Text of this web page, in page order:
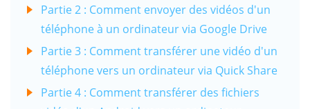
Partie 2 : Comment envoyer des vidéos d'un
téléphone à un ordinateur via Google Drive
Partie 3 : Comment transférer une vidéo d'un
téléphone vers un ordinateur via Quick Share
Partie 4 : Comment transférer des fichiers